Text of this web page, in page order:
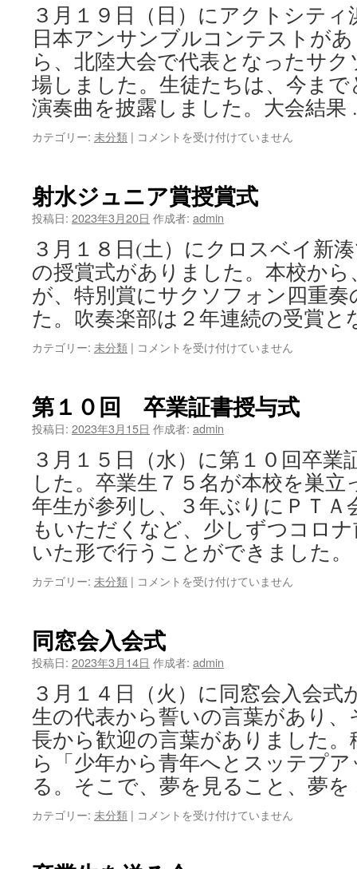
３月１９日（日）にアクトシテ
日本アンサンブルコンテストが
ら、北陸大会で代表となったサ
場しました。生徒たちは、今ま
演奏曲を披露しました。大会結
カテゴリー: 未分類 | 全
ン
サ
ブ
ル
コ
ン
テ
ス
ト
コメントを受け付けていません
射水ジュニア賞授賞式
投稿日: 2023年3月20日 作成者: admin
３月１８日(土）にクロスベイ新
の授賞式がありました。本校から
が、特別賞にサクソフォン四重
た。吹奏楽部は２年連続の受賞と
カテゴリー: 未分類 | 射
ュ
ニ
ア
賞
式
は
コメントを受け付けていません
第１０回 卒業証書授与式
投稿日: 2023年3月15日 作成者: admin
３月１５日（水）に第１０回卒業
した。卒業生７５名が本校を巣
年生が参列し、３年ぶりにＰＴＡ
もいただくなど、少しずつコロ
いた形で行うことができました
カテゴリー: 未分類 | 第
回
卒
業
授
与
式
は
コメントを受け付けていません
同窓会入会式
投稿日: 2023年3月14日 作成者: admin
３月１４日（火）に同窓会入会
生の代表から誓いの言葉があり、
長から歓迎の言葉がありました
ら「少年から青年へとスッテプ
る。そこで、夢を見ること、夢
カテゴリー: 未分類 | 同
入
コメントを受け付けていません